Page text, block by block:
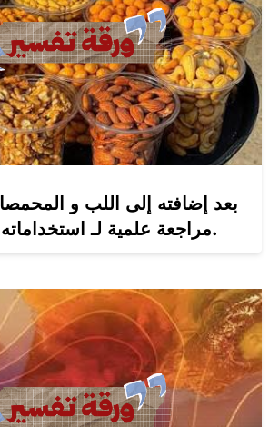
بعد إضافته إلى اللب و
مراجعة علمية لـ استخداماته وآثاره المحتملة.